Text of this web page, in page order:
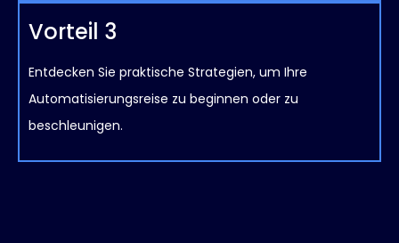
Vorteil 3
Entdecken Sie praktische Strategien, um Ihre
Automatisierungsreise zu beginnen oder zu
beschleunigen.